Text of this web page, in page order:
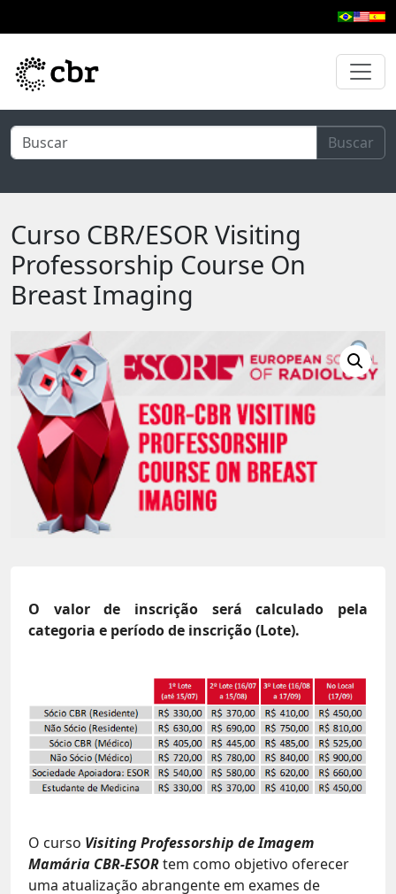
Buscar
Curso CBR/ESOR Visiting
Professorship Course On
Breast Imaging
O valor de inscrição será calculado pela
categoria e período de inscrição (Lote).
O curso Visiting Professorship de Imagem
Mamária CBR-ESORtem como objetivo oferecer
uma atualização abrangente em exames de